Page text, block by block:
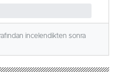
incelendikten sonra